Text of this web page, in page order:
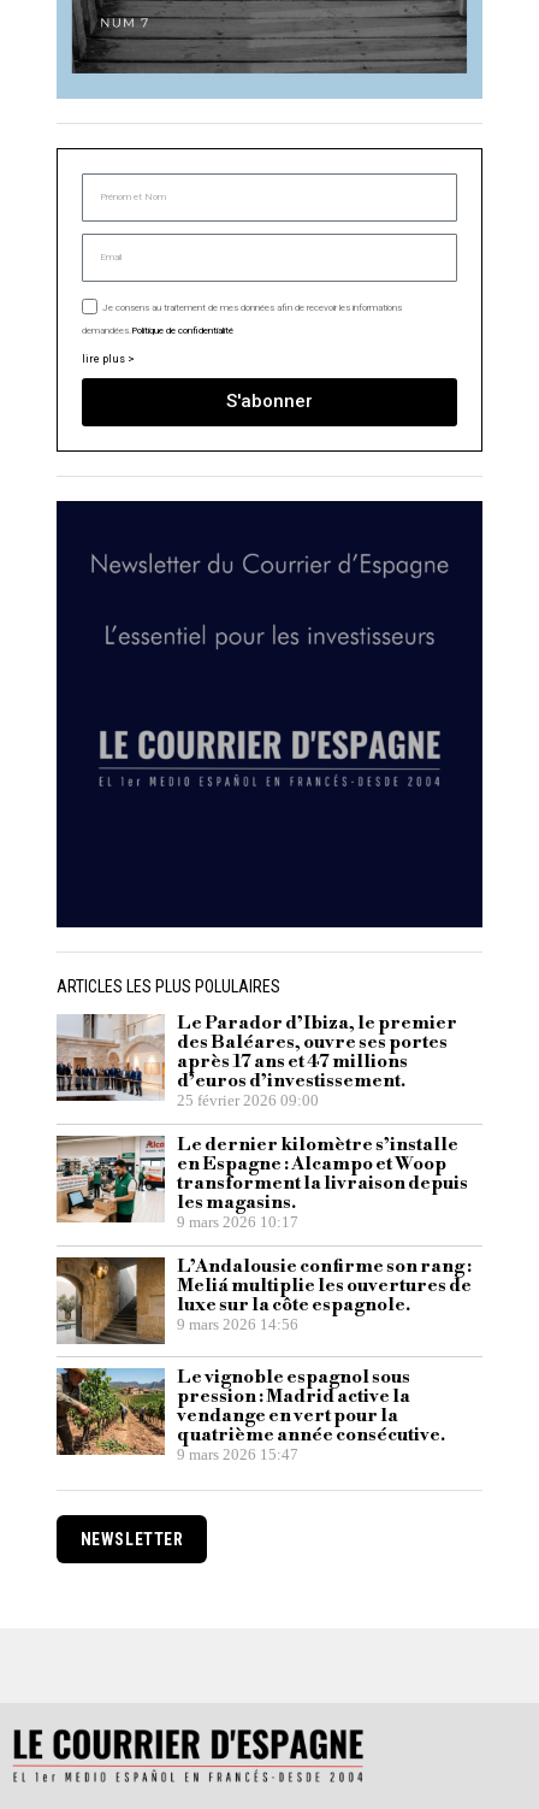
Je consens au traitement de mes données afin de recevoir les informations
demandées. Politique de confidentialité
lire plus >
S'abonner
ARTICLES LES PLUS POLULAIRES
Le Parador d’Ibiza, le premier
des Baléares, ouvre ses portes
après 17 ans et 47 millions
d’euros d’investissement.
25 février 2026 09:00
Le dernier kilomètre s’installe
en Espagne : Alcampo et Woop
transforment la livraison depuis
les magasins.
9 mars 2026 10:17
L’Andalousie confirme son rang :
Meliá multiplie les ouvertures de
luxe sur la côte espagnole.
9 mars 2026 14:56
Le vignoble espagnol sous
pression : Madrid active la
vendange en vert pour la
quatrième année consécutive.
9 mars 2026 15:47
NEWSLETTER